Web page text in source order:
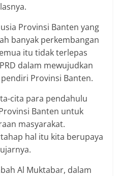
Provinsi Banten yang
banyak perkembangan
itu tidak terlepas
dalam mewujudkan
Provinsi Banten.
cita para pendahulu
Banten untuk
masyarakat.
hal itu kita berupaya
Al Muktabar, dalam